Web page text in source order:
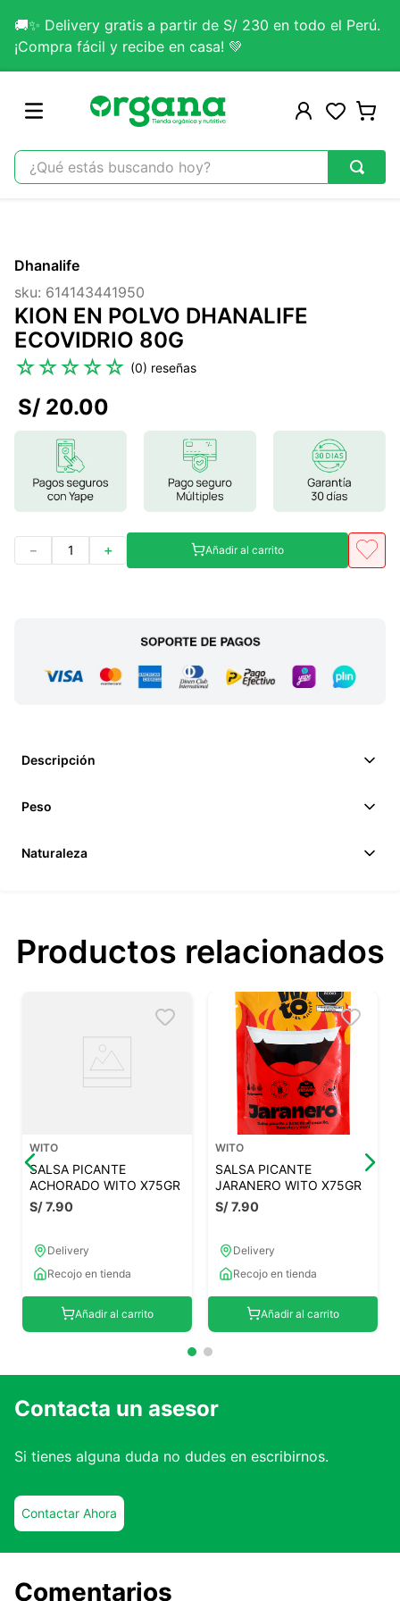
🚚✨ Delivery gratis a partir de S/ 230 en todo el Perú.
¡Compra fácil y recibe en casa! 💚
¿Qué estás buscando hoy?
2.
citrato magnesio
3.
colageno
4.
kefir
5 .
lab nutrition
magnesio
9.
melena leon
Dhanalife
sku: 614143441950
KION EN POLVO DHANALIFE
ECOVIDRIO 80G
☆☆☆☆☆ (0)
S/ 20.00
＋
－ Añadir al carrito
Descripción
Peso
Naturaleza
Productos relacionados
WITO
SALSA PICANTE
ACHORADO WITO X75GR
S/7.90
Delivery
Recojo en tienda
Añadir al carrito
WITO
SALSA PICANTE
JARANERO WITO X75GR
S/7.90
Delivery
Recojo en tienda
Añadir al carrito
Contacta un asesor
Si tienes alguna duda no dudes en escribirnos.
Contactar Ahora
Comentarios